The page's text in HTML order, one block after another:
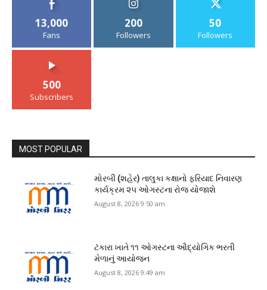
13,000
Fans
200
Followers
50
Followers
500
Subscribers
MOST POPULAR
મોરબી (શહેર) તાલુકા કક્ષાનો ફરિયાદ નિવારણ
કાર્યક્રમ ૨૫ ઓગસ્ટના રોજ યોજાશે
August 8, 2026 9:50 am
ટંકારા ખાતે ૧૧ ઓગસ્ટના ઔદ્યોગિક ભરતી
મેળાનું આયોજન
August 8, 2026 9:49 am